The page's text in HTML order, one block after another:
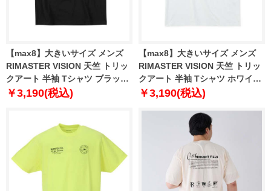
【max8】大きいサイズ メンズ
RIMASTER VISION 天竺 トリッ
クアート 半袖 Tシャツ ブラック
1268-5230-2 3L 4L 5L 6L 8L
￥3,190(税込)
【max8】大きいサイズ メンズ
RIMASTER VISION 天竺 トリッ
クアート 半袖 Tシャツ ホワイト
1268-5230-1 3L 4L 5L 6L 8L
￥3,190(税込)